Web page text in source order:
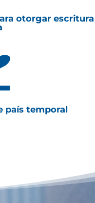
otorgar escritura
país temporal